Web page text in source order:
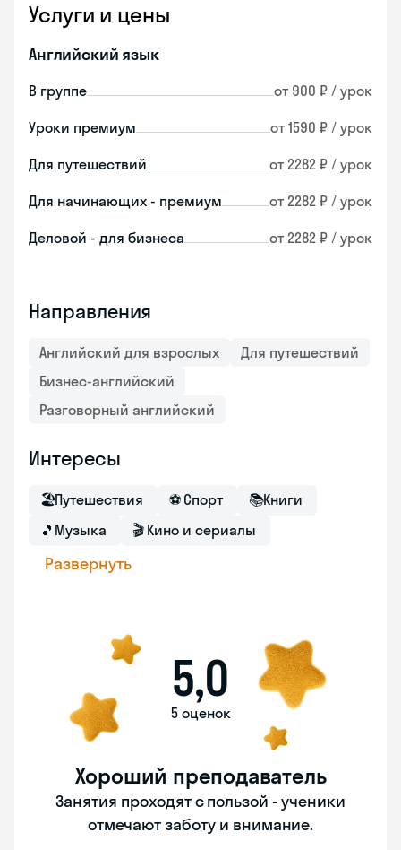
Услуги и цены
Английский язык
В группе от 900 ₽ / урок
Уроки премиум от 1590 ₽ / урок
Для путешествий от 2282 ₽ / урок
Для начинающих - премиум от 2282 ₽ / урок
Деловой - для бизнеса от 2282 ₽ / урок
Направления
Английский для взрослых
Для путешествий
Бизнес-английский
Разговорный английский
Интересы
🏖Путешествия ⚽ Спорт 📚Книги
🎵 Музыка 🎬 Кино и сериалы
Развернуть
5,0
5 оценок
Хороший преподаватель
Занятия проходят с пользой - ученики
отмечают заботу и внимание.